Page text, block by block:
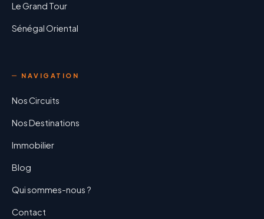
Le Grand Tour
Sénégal Oriental
NAVIGATION
Nos Circuits
Nos Destinations
Immobilier
Blog
Qui sommes-nous ?
Contact